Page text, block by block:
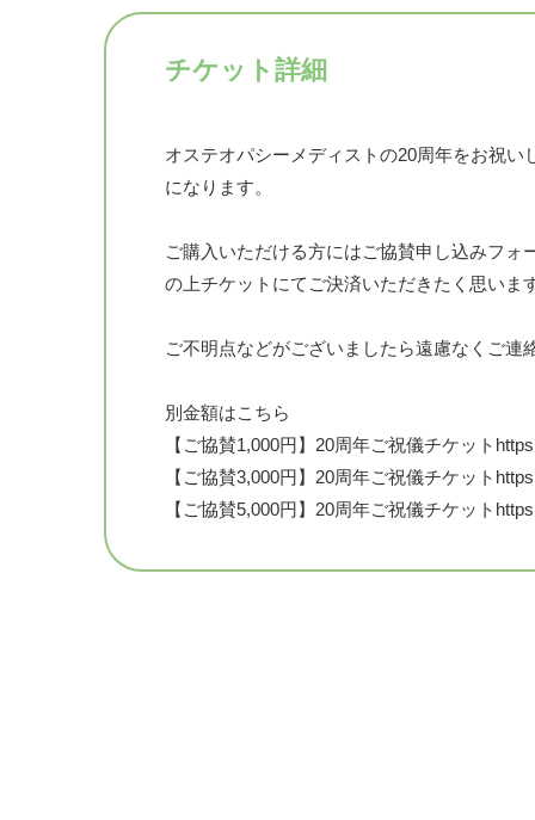
チケット詳細
オステオパシーメディストの20周年をお祝
になります。
ご購入いただける方にはご協賛申し込みフ
の上チケットにてご決済いただきたく思いま
ご不明点などがございましたら遠慮なくご連
別金額はこちら
【ご協賛1,000円】20周年ご祝儀チケット
【ご協賛3,000円】20周年ご祝儀チケット
【ご協賛5,000円】20周年ご祝儀チケット